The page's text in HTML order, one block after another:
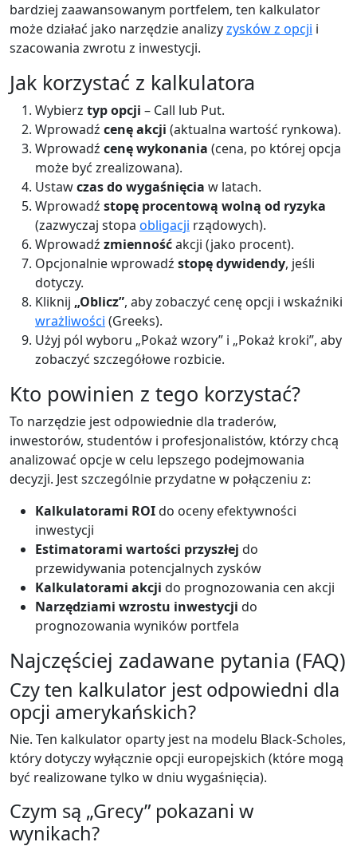
bardziej zaawansowanym portfelem, ten kalkulator
może działać jako narzędzie analizyzysków z opcji i
szacowania zwrotu z inwestycji.
Jak korzystać z kalkulatora
Wybierz typ opcji – Call lub Put.
Wprowadź cenę akcji (aktualna wartość rynkowa).
Wprowadź cenę wykonania (cena, po której opcja
może być zrealizowana).
Ustawczas do wygaśnięcia w latach.
Wprowadź stopę procentową wolną od ryzyka
(zazwyczaj stopa obligacji rządowych).
Wprowadź zmiennośćakcji (jako procent).
Opcjonalnie wprowadź stopę dywidendy, jeśli
dotyczy.
Kliknij „Oblicz”, aby zobaczyć cenę opcji i wskaźniki
wrażliwości (Greeks).
Użyj pól wyboru „Pokaż wzory” i „Pokaż kroki”, aby
zobaczyć szczegółowe rozbicie.
Kto powinien z tego korzystać?
To narzędzie jest odpowiednie dla traderów,
inwestorów, studentów i profesjonalistów, którzy chcą
analizować opcje w celu lepszego podejmowania
decyzji. Jest szczególnie przydatne w połączeniu z:
Kalkulatorami ROIdo oceny efektywności
inwestycji
Estimatorami wartości przyszłej do
przewidywania potencjalnych zysków
Kalkulatorami akcji do prognozowania cen akcji
Narzędziami wzrostu inwestycji do
prognozowania wyników portfela
Najczęściej zadawane pytania (FAQ)
Czy ten kalkulator jest odpowiedni dla
opcji amerykańskich?
Nie. Ten kalkulator oparty jest na modelu Black-Scholes,
który dotyczy wyłącznie opcji europejskich (które mogą
być realizowane tylko w dniu wygaśnięcia).
Czym są „Grecy” pokazani w
wynikach?